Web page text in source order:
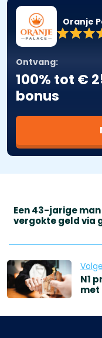
Oranje
Ontvang:
100% tot €
bonus
Een 43-jarige
vergokte geld via
N1
met